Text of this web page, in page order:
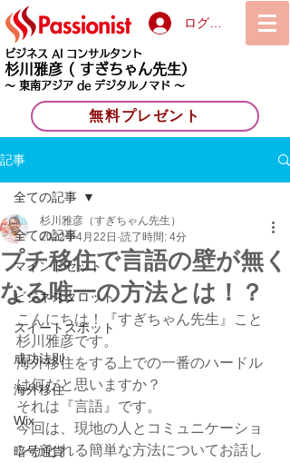
ログイン
ビジネス AI コンサルタント
杉川雅彦 ( すぎちゃん先生）
〜 東南アジア de デジタルノマド 〜
無料プレゼント
記事
全ての記事
マインドセット
ビジネスタロット
スイートスポット
成功法則
海外移住
Wix
暗号通貨
全ての記事
プチ移住で言語の壁が無く
なる唯一の方法とは！？
杉川雅彦（すぎちゃん先生）
2022年4月22日 読了時間: 4分
こんにちは！『すぎちゃん先生』こと
杉川雅彦です。
海外移住をする上での一番のハードル
は何だと思いますか？
それは『言語』です。
今回は、現地の人とコミュニケーショ
ンがとれる簡単な方法についてお話し